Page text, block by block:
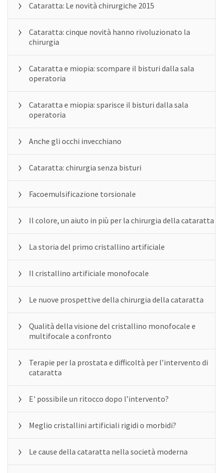
Cataratta: Le novità chirurgiche 2015
Cataratta: cinque novità hanno rivoluzionato la
chirurgia
Cataratta e miopia: scompare il bisturi dalla sala
operatoria
Cataratta e miopia: sparisce il bisturi dalla sala
operatoria
Anche gli occhi invecchiano
Cataratta: chirurgia senza bisturi
Facoemulsificazione torsionale
Il colore, un aiuto in più per la chirurgia della cataratta
La storia del primo cristallino artificiale
Il cristallino artificiale monofocale
Le nuove prospettive della chirurgia della cataratta
Qualità della visione del cristallino monofocale e
multifocale a confronto
Terapie per la prostata e difficoltà per l’intervento di
cataratta
E' possibile un ritocco dopo l’intervento?
Meglio cristallini artificiali rigidi o morbidi?
Le cause della cataratta nella società moderna